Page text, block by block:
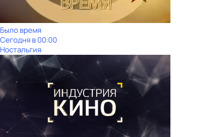
Было время
Сегодня в 00:00
Ностальгия